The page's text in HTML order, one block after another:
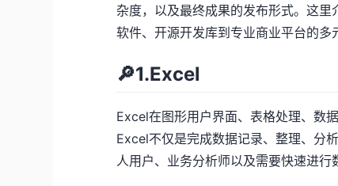
杂度，以及最终成果的发布形式。这
软件、开源开发库到专业商业平台的多
🔎1.Excel
Excel在图形用户界面、表格处理、数
Excel不仅是完成数据记录、整理、分
人用户、业务分析师以及需要快速进行